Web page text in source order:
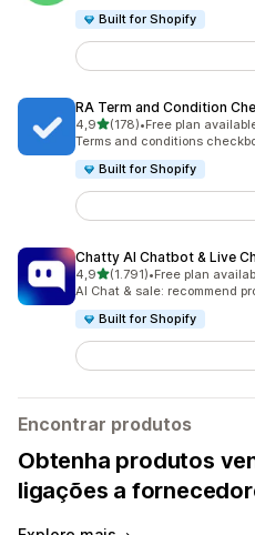
Built for Shopify
RA Term and Condition
4,9de 5 estrelas
(178)
178 total de avaliações
•Free plan
Terms and conditions
Built for Shopify
Chatty AI Chatbot & Live
4,9de 5 estrelas
(1.791)
1791 total de avaliações
•Free plan
AI Chat & sale: recommend
Built for Shopify
Encontrar produtos
Obtenha produtos
ligações a